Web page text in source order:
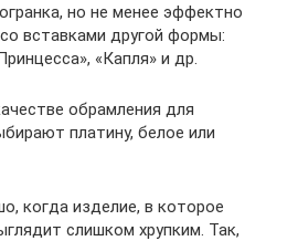
но не менее эффектно
вставками другой формы:
«Капля» и др.
обрамления для
платину, белое или
когда изделие, в которое
слишком хрупким. Так,